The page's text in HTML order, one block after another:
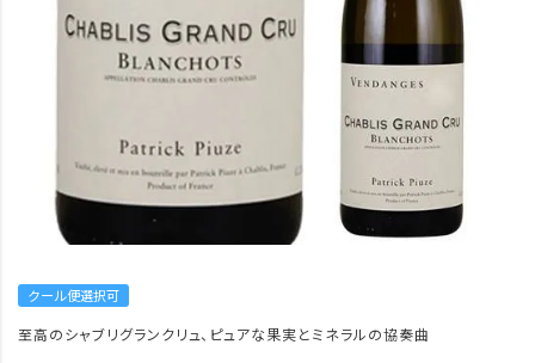
クール便選択可
至高のシャブリグランクリュ、ピュアな果実とミネラルの協奏曲